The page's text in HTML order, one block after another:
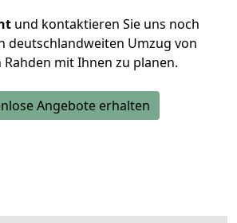
und kontaktieren Sie uns noch
deutschlandweiten Umzug von
mit Ihnen zu planen.
Angebote erhalten